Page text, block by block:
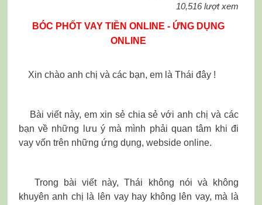
10,516 lượt xem
BÓC PHỐT VAY TIỀN ONLINE - ỨNG DỤNG
ONLINE
Xin chào anh chị và các bạn, em là Thái đây !
Bài viết này, em xin sẻ chia sẻ với anh chị và các
bạn về những lưu ý mà mình phải quan tâm khi đi
vay vốn trên những ứng dụng, webside online.
Trong bài viết này, Thái không nói và không
khuyên anh chị là lên vay hay không lên vay, mà là